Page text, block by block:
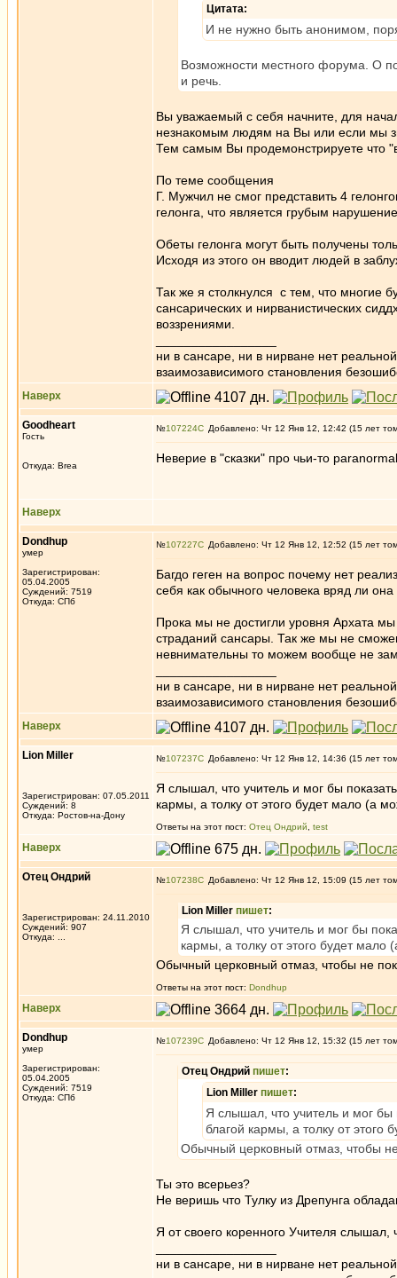
Цитата:
И не нужно быть анонимом,
Возможности местного форума. О
и речь.
Вы уважаемый с себя начните, для
незнакомым людям на Вы или если мы
Тем самым Вы продемонстрируете что
По теме сообщения
Г. Мужчил не смог представить 4
гелонга, что является грубым
Обеты гелонга могут быть получены
Исходя из этого он вводит людей в
Так же я столкнулся с тем, что многие
сансарических и нирванистических
воззрениями.
ни в сансаре, ни в нирване нет
взаимозависимого становления
Наверх
Goodheart
Гость
Откуда: Brea
№107224 Добавлено: Чт 12 Янв 12, 12:42 (15 лет
Неверие в "сказки" про чьи-то
Наверх
Dondhup
умер
Зарегистрирован:
05.04.2005
Суждений: 7519
Откуда: СПб
№107227 Добавлено: Чт 12 Янв 12, 12:52 (15 лет
Багдо геген на вопрос почему нет
себя как обычного человека вряд ли она
Прока мы не достигли уровня Архата
страданий сансары. Так же мы не
невнимательны то можем вообще не
ни в сансаре, ни в нирване нет
взаимозависимого становления
Наверх
Lion Miller
Зарегистрирован: 07.05.2011
Суждений: 8
Откуда: Ростов-на-Дону
№107237 Добавлено: Чт 12 Янв 12, 14:36 (15 лет
Я слышал, что учитель и мог бы
кармы, а толку от этого будет мало (а
Ответы на этот пост: Отец Ондрий test
Наверх
Отец Ондрий
Зарегистрирован: 24.11.2010
Суждений: 907
Откуда: ...
№107238 Добавлено: Чт 12 Янв 12, 15:09 (15 лет
Lion Miller пишет:
Я слышал, что учитель и мог бы
кармы, а толку от этого будет мало
Обычный церковный отмаз, чтобы не
Ответы на этот пост: Dondhup
Наверх
Dondhup
умер
Зарегистрирован:
05.04.2005
Суждений: 7519
Откуда: СПб
№107239 Добавлено: Чт 12 Янв 12, 15:32 (15 лет
Отец Ондрий пишет:
Lion Miller пишет:
Я слышал, что учитель и мог бы
благой кармы, а толку от этого
Обычный церковный отмаз, чтобы не
Ты это всерьез?
Не веришь что Тулку из Дрепунга
Я от своего коренного Учителя
ни в сансаре, ни в нирване нет